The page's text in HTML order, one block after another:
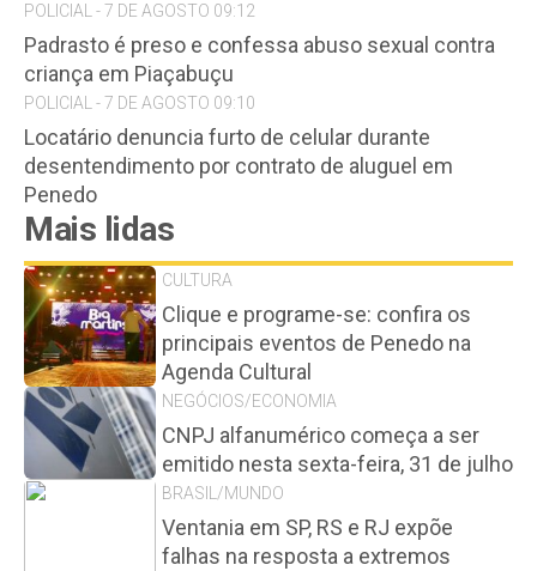
POLICIAL - 7 DE AGOSTO 09:12
Padrasto é preso e confessa abuso sexual contra
criança em Piaçabuçu
POLICIAL - 7 DE AGOSTO 09:10
Locatário denuncia furto de celular durante
desentendimento por contrato de aluguel em
Penedo
Mais lidas
CULTURA
Clique e programe-se: confira os
principais eventos de Penedo na
Agenda Cultural
NEGÓCIOS/ECONOMIA
CNPJ alfanumérico começa a ser
emitido nesta sexta-feira, 31 de julho
BRASIL/MUNDO
Ventania em SP, RS e RJ expõe
falhas na resposta a extremos